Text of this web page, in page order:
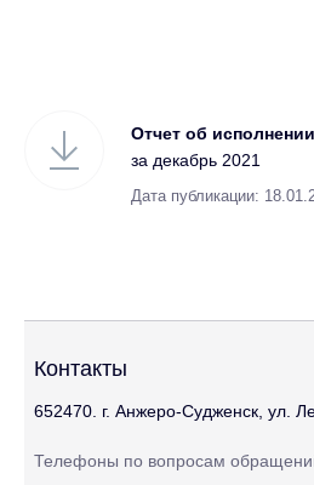
Отчет об
за декабрь 2021
Дата публикации:
Контакты
652470. г. Анжеро-Судженск, ул.
Телефоны по вопросам